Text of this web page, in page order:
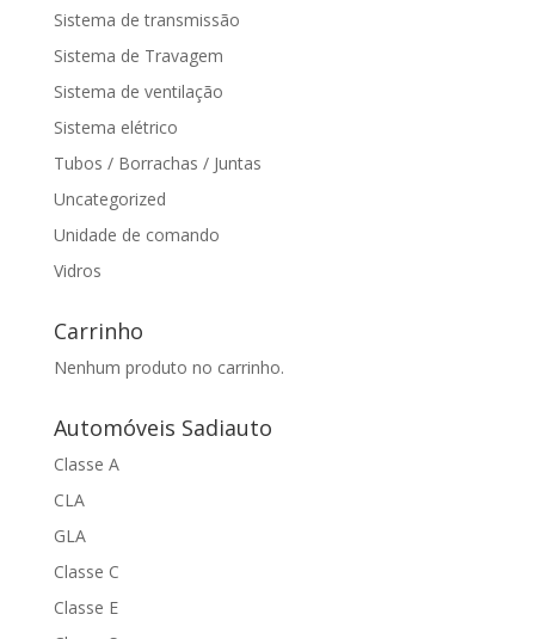
Sistema de transmissão
Sistema de Travagem
Sistema de ventilação
Sistema elétrico
Tubos / Borrachas / Juntas
Uncategorized
Unidade de comando
Vidros
Carrinho
Nenhum produto no carrinho.
Automóveis Sadiauto
Classe A
CLA
GLA
Classe C
Classe E